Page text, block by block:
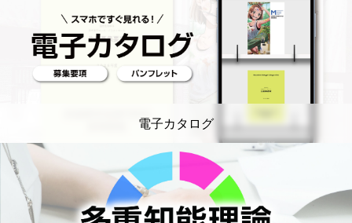
電子カタログ